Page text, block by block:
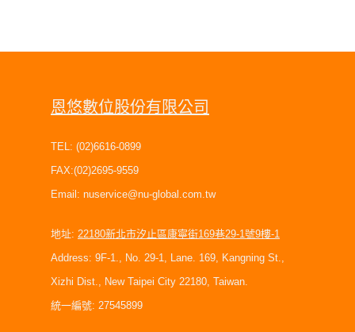
恩悠數位股份有限公司
TEL: (02)6616-0899
FAX:(02)2695-9559
Email: nuservice@nu-global.com.tw
地址: 22180新北市汐止區康寧街169巷29-1號9樓-1
Address: 9F-1., No. 29-1, Lane. 169, Kangning St.,
Xizhi Dist., New Taipei City 22180, Taiwan.
統一編號: 27545899